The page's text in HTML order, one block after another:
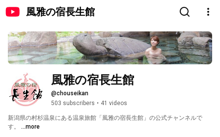
風雅の宿長生館
風雅の宿長生館
@chouseikan
503 subscribers • 41 videos
新潟県の村杉温泉にある温泉旅館「風雅の宿長生館」の公式チャンネルで
す。 ...more